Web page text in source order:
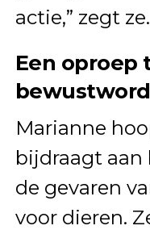
actie,” zegt ze.
Een oproep
Marianne
bijdraagt
de gevaren
voor dieren.